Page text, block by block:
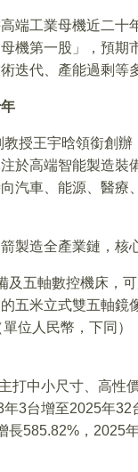
端工業母機近二十
機第一股」，預期
迭代、產能過剩等
授王宇晗領銜創辦
於高端智能製造裝
汽車、能源、醫療
製造全產業鏈，核
及五軸數控機床，
五米立式雙五軸鏡
位人民幣，下同）
打中小尺寸、高性
3台增至2025年32
長585.82%，2025